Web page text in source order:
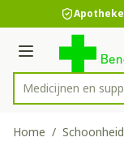
Ga naar de inhoud
1 van 1
Menu
Product, merk,
Medi
Home /